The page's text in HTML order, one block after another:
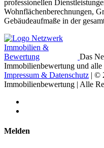
professionellen
Wohnflächenberechnungen,
Gebäudeaufmaße in der
Das
Immobilienbewertung und
Impressum & Datenschutz | ©
Immobilienbewertung | Alle
Melden